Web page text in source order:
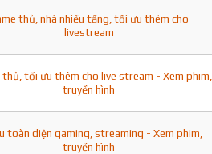
thủ, nhà nhiều tầng, tối ưu thêm cho
livestream
thủ, tối ưu thêm cho live stream - Xem phim,
truyền hình
toàn diện gaming, streaming - Xem phim,
truyền hình